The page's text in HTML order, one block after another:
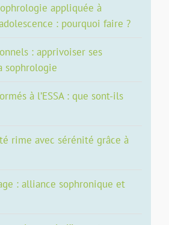
appliquée à
: pourquoi faire ?
: apprivoiser ses
sophrologie
à l’ESSA : que sont-ils
rime avec sérénité grâce à
: alliance sophronique et